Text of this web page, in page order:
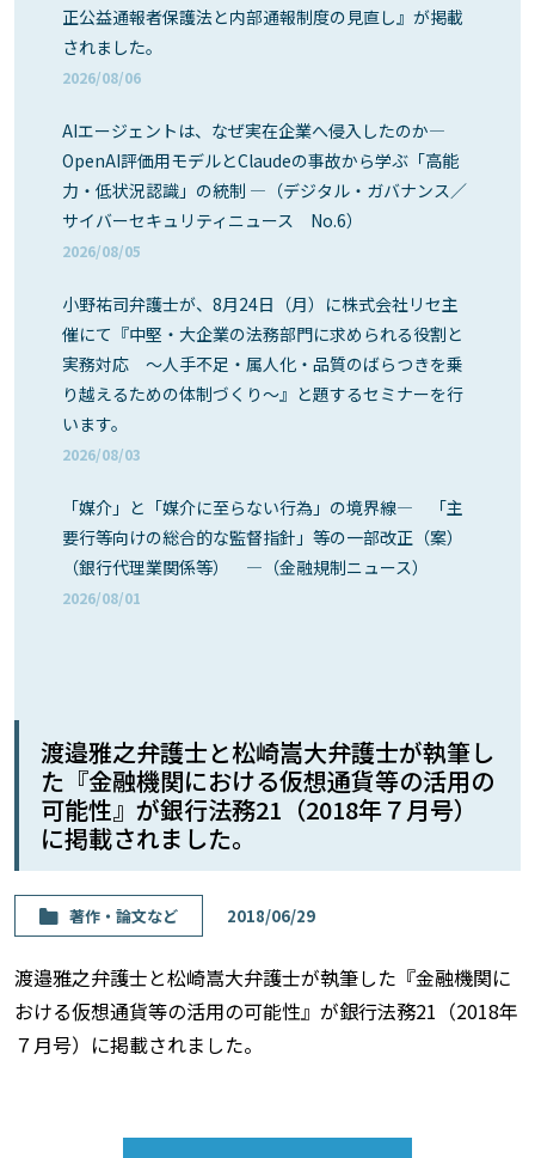
正公益通報者保護法と内部通報制度の見直し』が掲載
されました。
2026/08/06
AIエージェントは、なぜ実在企業へ侵入したのか―
OpenAI評価用モデルとClaudeの事故から学ぶ「高能
力・低状況認識」の統制 ―（デジタル・ガバナンス／
サイバーセキュリティニュース No.6）
2026/08/05
小野祐司弁護士が、8月24日（月）に株式会社リセ主
催にて『中堅・大企業の法務部門に求められる役割と
実務対応 ～人手不足・属人化・品質のばらつきを乗
り越えるための体制づくり～』と題するセミナーを行
います。
2026/08/03
「媒介」と「媒介に至らない行為」の境界線― 「主
要行等向けの総合的な監督指針」等の一部改正（案）
（銀行代理業関係等） ―（金融規制ニュース）
2026/08/01
渡邉雅之弁護士と松崎嵩大弁護士が執筆し
た『金融機関における仮想通貨等の活用の
可能性』が銀行法務21（2018年７月号）
に掲載されました。
著作・論⽂など 2018/06/29
渡邉雅之弁護士と松崎嵩大弁護士が執筆した『金融機関に
おける仮想通貨等の活用の可能性』が銀行法務21（2018年
７月号）に掲載されました。